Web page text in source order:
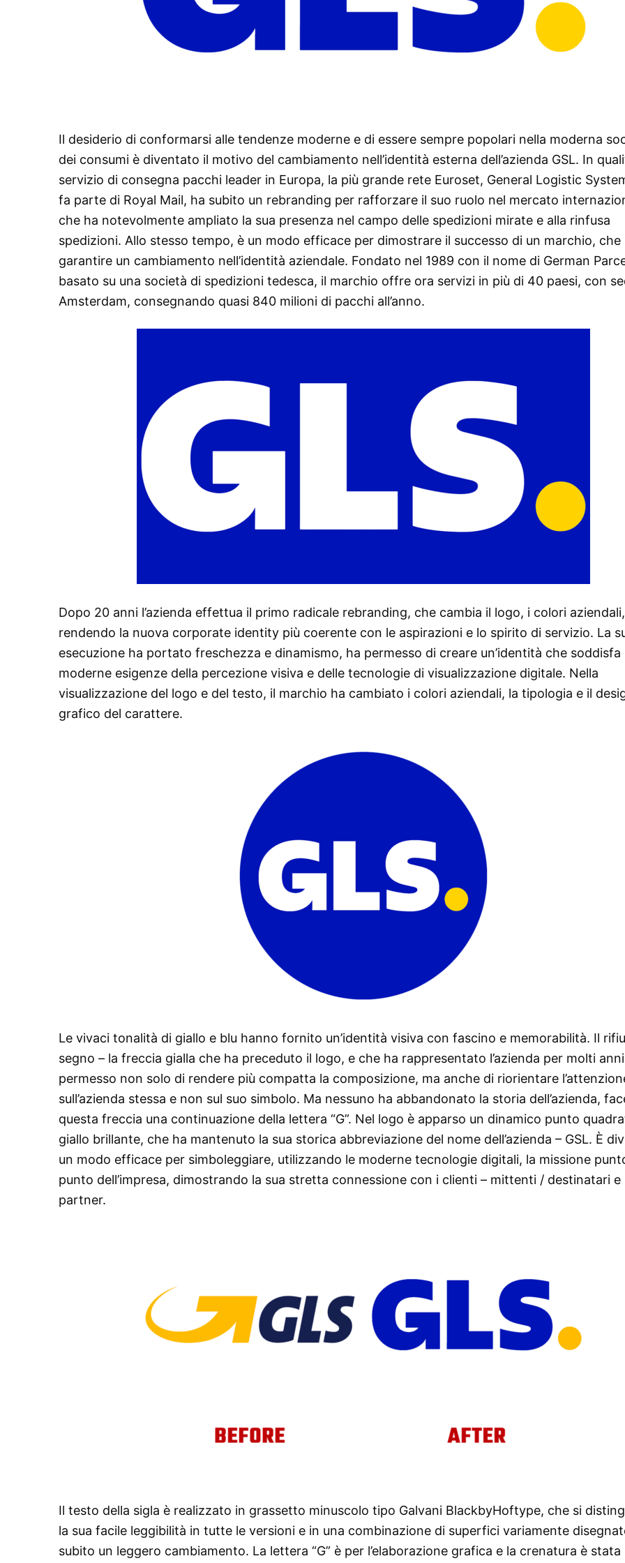
Il desiderio di conformarsi alle tendenze moderne e di essere sempre popolari nella moderna
dei consumi è diventato il motivo del cambiamento nell’identità esterna dell’azienda GSL. In
servizio di consegna pacchi leader in Europa, la più grande rete Euroset, General Logistic
fa parte di Royal Mail, ha subito un rebranding per rafforzare il suo ruolo nel mercato
che ha notevolmente ampliato la sua presenza nel campo delle spedizioni mirate e alla rinfusa
spedizioni. Allo stesso tempo, è un modo efficace per dimostrare il successo di un marchio, che
garantire un cambiamento nell’identità aziendale. Fondato nel 1989 con il nome di German
basato su una società di spedizioni tedesca, il marchio offre ora servizi in più di 40 paesi, con
Amsterdam, consegnando quasi 840 milioni di pacchi all’anno.
Dopo 20 anni l’azienda effettua il primo radicale rebranding, che cambia il logo, i colori aziendali,
rendendo la nuova corporate identity più coerente con le aspirazioni e lo spirito di servizio. La
esecuzione ha portato freschezza e dinamismo, ha permesso di creare un’identità che soddisfa
moderne esigenze della percezione visiva e delle tecnologie di visualizzazione digitale. Nella
visualizzazione del logo e del testo, il marchio ha cambiato i colori aziendali, la tipologia e il
grafico del carattere.
Le vivaci tonalità di giallo e blu hanno fornito un’identità visiva con fascino e memorabilità. Il
segno – la freccia gialla che ha preceduto il logo, e che ha rappresentato l’azienda per molti
permesso non solo di rendere più compatta la composizione, ma anche di riorientare
sull’azienda stessa e non sul suo simbolo. Ma nessuno ha abbandonato la storia dell’azienda,
questa freccia una continuazione della lettera “G”. Nel logo è apparso un dinamico punto
giallo brillante, che ha mantenuto la sua storica abbreviazione del nome dell’azienda – GSL. È
un modo efficace per simboleggiare, utilizzando le moderne tecnologie digitali, la missione
punto dell’impresa, dimostrando la sua stretta connessione con i clienti – mittenti / destinatari e
partner.
Il testo della sigla è realizzato in grassetto minuscolo tipo Galvani BlackbyHoftype, che si
la sua facile leggibilità in tutte le versioni e in una combinazione di superfici variamente
subito un leggero cambiamento. La lettera “G” è per l’elaborazione grafica e la crenatura è stata